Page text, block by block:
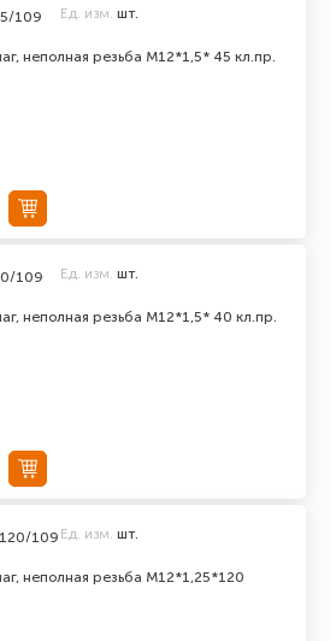
неполная резьба M12*1,5* 45 кл.пр.
109 Ед. изм. шт.
неполная резьба M12*1,5* 40 кл.пр.
109 Ед. изм. шт.
неполная резьба M12*1,25*120
109 Ед. изм. шт.